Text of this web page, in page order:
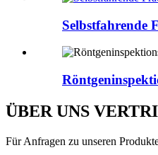
Selbstfahrende
ÜBER UNS
Für Anfragen zu unseren